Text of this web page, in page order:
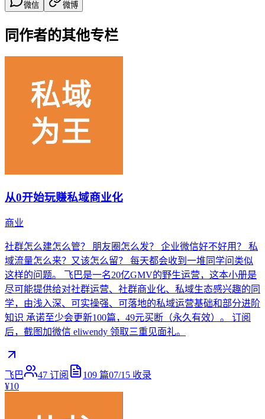
微信 微博
同作者的其他专栏
从0开始玩赚私域商业化
商业
社群怎么建怎么管？ 朋友圈怎么发？ 企业微信好不好用？ 私
域流量怎么来？又该怎么留？ 每天都会收到一堆同学问类似
这样的问题。 飞巴是一名20亿GMV的野生运营，这本小册是
尽可能提供给对社群运营、社群商业化、私域生态感兴趣的同
学，由浅入深、可实操强、可落地的私域运营基础和部分进阶
知识 承诺至少会更新100篇，49元买断（永久有效）。 订阅
后，截图加微信 eliwendy 领取三重见面礼。
飞巴 47 订阅 109 篇07/15 收录
¥10